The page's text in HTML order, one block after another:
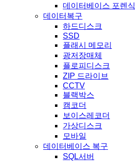
데이터베이스 포렌식
데이터복구
하드디스크
SSD
플래시 메모리
광저장매체
플로피디스크
ZIP 드라이브
CCTV
블랙박스
캠코더
보이스레코더
가상디스크
모바일
데이터베이스 복구
SQL서버